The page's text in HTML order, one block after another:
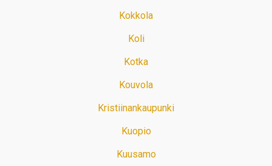
Kokkola
Koli
Kotka
Kouvola
Kristiinankaupunki
Kuopio
Kuusamo